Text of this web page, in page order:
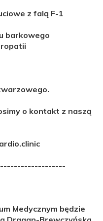
z falą F-1
barkowego
o kontakt z naszą
Medycznym będzie